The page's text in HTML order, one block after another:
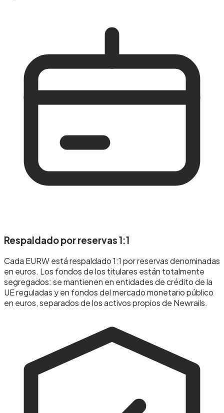
Respaldado por reservas 1:1
Cada EURW está respaldado 1:1 por reservas denominadas
en euros. Los fondos de los titulares están totalmente
segregados: se mantienen en entidades de crédito de la
UE reguladas y en fondos del mercado monetario público
en euros, separados de los activos propios de Newrails.